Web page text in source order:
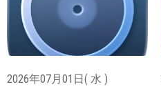
2026年07月01日( 水 )